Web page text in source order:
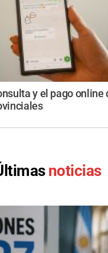
y el pago online
noticias